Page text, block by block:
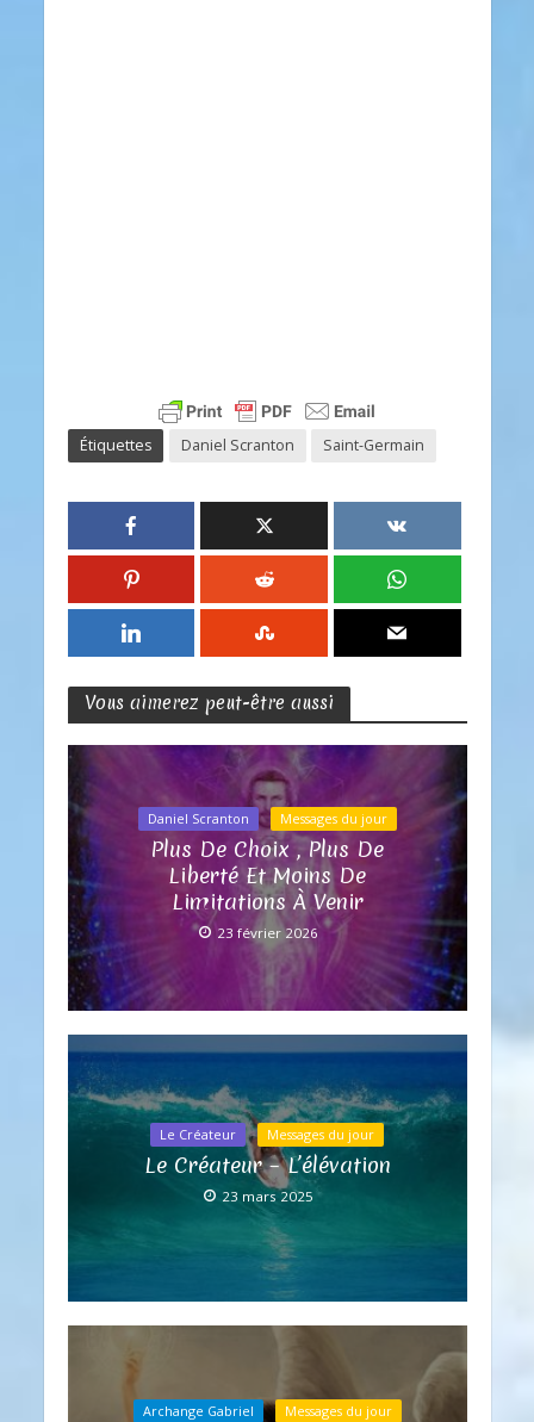
Étiquettes Daniel Scranton Saint-Germain
Vous aimerez peut-être aussi
Daniel Scranton Messages du jour
Plus De Choix , Plus De
Liberté Et Moins De
Limitations À Venir
23 février 2026
Le Créateur Messages du jour
Le Créateur – L’élévation
23 mars 2025
Archange Gabriel Messages du jour